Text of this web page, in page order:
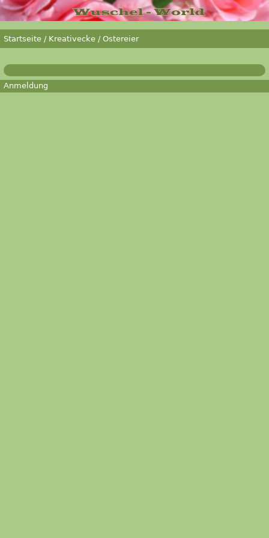
Startseite / Kreativecke /Ostereier
Anmeldung